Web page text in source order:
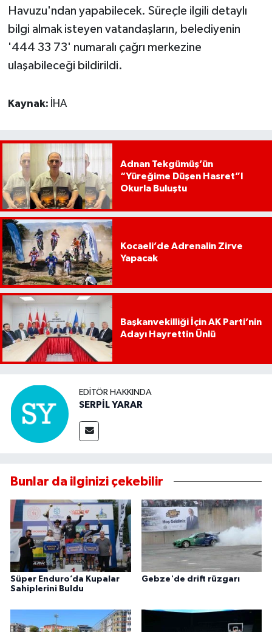
Havuzu'ndan yapabilecek. Süreçle ilgili detaylı
bilgi almak isteyen vatandaşların, belediyenin
'444 33 73' numaralı çağrı merkezine
ulaşabileceği bildirildi.
Kaynak: İHA
Adnan Tekgümüş’ün
“Yüreğime Düşen Hasret”I
Okurla Buluştu
Kocaeli’de Adrenalin Zirve
Yapacak
Başkanvekilliği İçin AK Parti’nin
Adayı Hayrettin Ünlü
EDITÖR HAKKINDA
SERPİL YARAR
Bunlar da ilginizi çekebilir
Süper Enduro’da Kupalar
Sahiplerini Buldu
Gebze'de drift rüzgarı